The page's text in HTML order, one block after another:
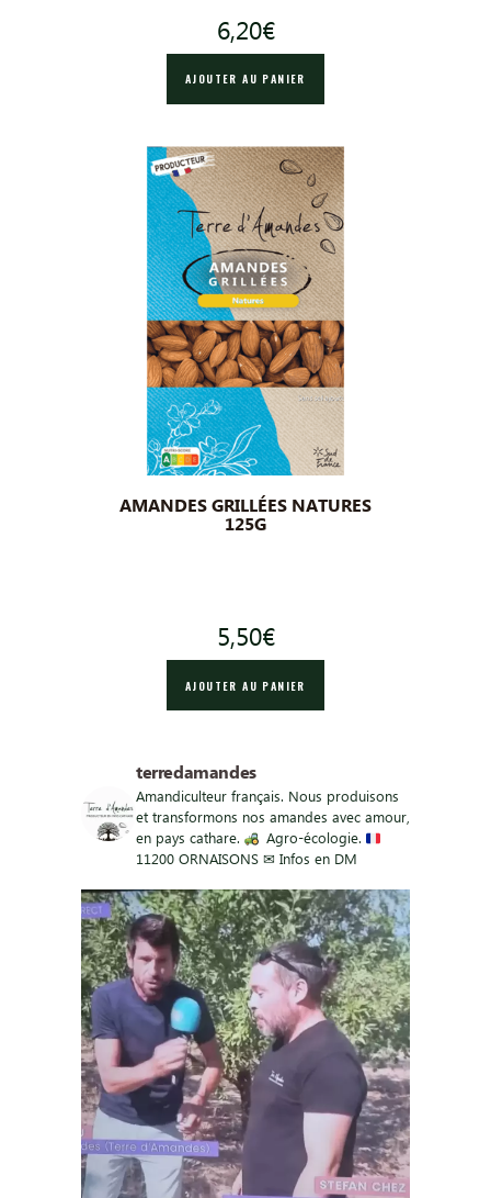
6,20€
AJOUTER AU PANIER
AMANDES GRILLÉES NATURES
125G
5,50€
AJOUTER AU PANIER
terredamandes
Amandiculteur français. Nous produisons
et transformons nos amandes avec amour,
en pays cathare.
Agro-écologie.
11200 ORNAISONS ✉ Infos en DM